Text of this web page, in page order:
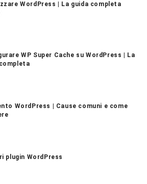
WordPress | La guida completa
WP Super Cache su WordPress | La
WordPress | Cause comuni e come
plugin WordPress